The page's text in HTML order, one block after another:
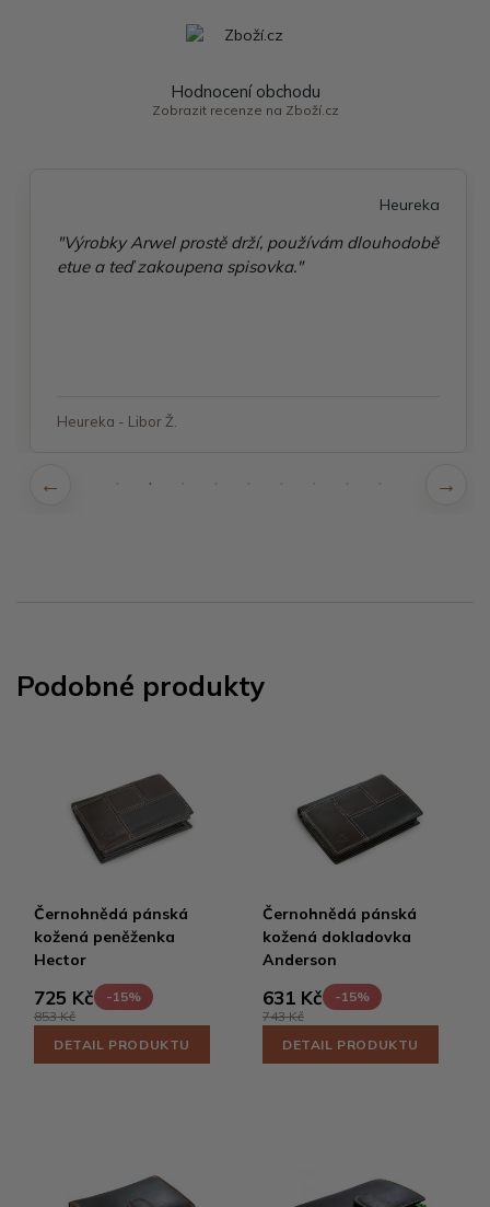
Hodnocení obchodu
Zobrazit recenze na Zboží.cz
Heureka
"Výrobky Arwel prostě drží, používám dlouhodobě
etue a teď zakoupena spisovka."
Heureka - Libor Ž.
Podobné produkty
Černohnědá pánská
kožená peněženka
Hector
725 Kč
-15%
853 Kč
DETAIL PRODUKTU
Černohnědá pánská
kožená dokladovka
Anderson
631 Kč
-15%
743 Kč
DETAIL PRODUKTU